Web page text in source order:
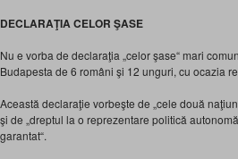
DECLARAŢIA CELOR ŞASE
Nu e vorba de declaraţia „celor şase“ mari
Budapesta de 6 români şi 12 unguri, cu ocazia
Această declaraţie vorbeşte de „cele două
şi de „dreptul la o reprezentare politică
garantat“.